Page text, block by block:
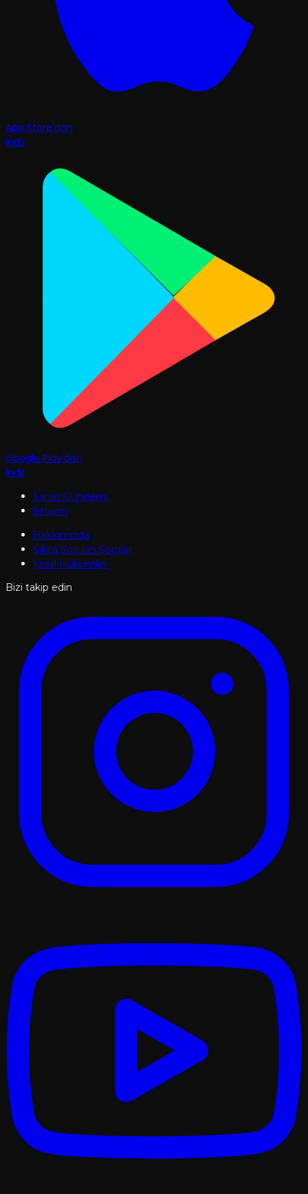
App Store'dan
İndir
Google Play'den
İndir
Sanat Gündemi
İletişim
Hakkımızda
Sıkça Sorulan Sorular
Yasal Hükümler
Bizi takip edin